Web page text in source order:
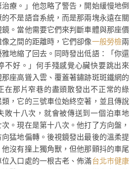
療。」他忽略了警告，開始緩慢地倒
的不是語音系統，而是那兩塊永遠在關
。當他需要它們來判斷車體與那座價
之間的距離時，它們卻像一般勞檢兩
地縮了回去。同時發出低語：「你還
不好。」何手殘感覺心臟快要跳出來
座高聳入雲、覆蓋著鏽跡斑斑鐵網的
在那片窄巷的盡頭散發出不正常的綠
，它的三號車位始終空著，並且傳說
敗十八次，就會被傳送到一個泊車地
。現在是第十八次。他打了方向盤，
猛地偏轉。後視鏡發出最後的溫柔提
沒有撞上獨角獸，但他那顫抖的車尾
入口處的一根古老、佈滿台北巿健康